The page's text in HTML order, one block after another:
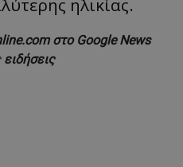
στο Google News
ειδήσεις